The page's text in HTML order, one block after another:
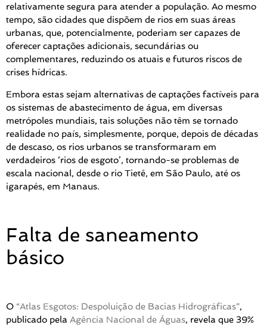
relativamente segura para atender a população. Ao mesmo
tempo, são cidades que dispõem de rios em suas áreas
urbanas, que, potencialmente, poderiam ser capazes de
oferecer captações adicionais, secundárias ou
complementares, reduzindo os atuais e futuros riscos de
crises hídricas.
Embora estas sejam alternativas de captações factíveis para
os sistemas de abastecimento de água, em diversas
metrópoles mundiais, tais soluções não têm se tornado
realidade no país, simplesmente, porque, depois de décadas
de descaso, os rios urbanos se transformaram em
verdadeiros ‘rios de esgoto’, tornando-se problemas de
escala nacional, desde o rio Tietê, em São Paulo, até os
igarapés, em Manaus.
Falta de saneamento
básico
O “Atlas Esgotos: Despoluição de Bacias Hidrográficas”,
publicado pela Agência Nacional de Águas, revela que 39%